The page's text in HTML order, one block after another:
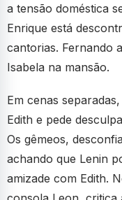
a tensão doméstica
Enrique está
cantorias. Fernando
Isabela na mansão.
Em cenas
Edith e pede
Os gêmeos,
achando que Lenin
amizade com Edith.